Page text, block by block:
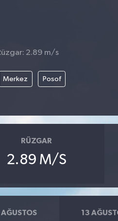
2.89 m/s
Merkez Posof
RÜZGAR
2.89 M/S
AĞUSTOS 13